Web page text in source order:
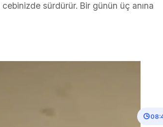
sürdürür. Bir günün üç anına